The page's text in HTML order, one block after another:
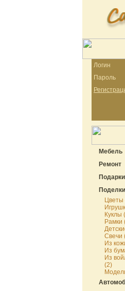
Логин
Пароль
Мебель
Ремонт
Подарки
Поделки
Цветы
Куклы
Рамки
Свечи
Из
Из
Из
(2)